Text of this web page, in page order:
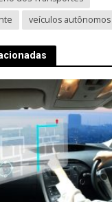
veículos autônomos